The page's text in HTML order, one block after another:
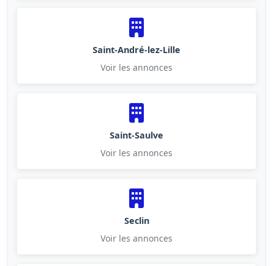
Saint-André-lez-Lille
Voir les annonces
Saint-Saulve
Voir les annonces
Seclin
Voir les annonces